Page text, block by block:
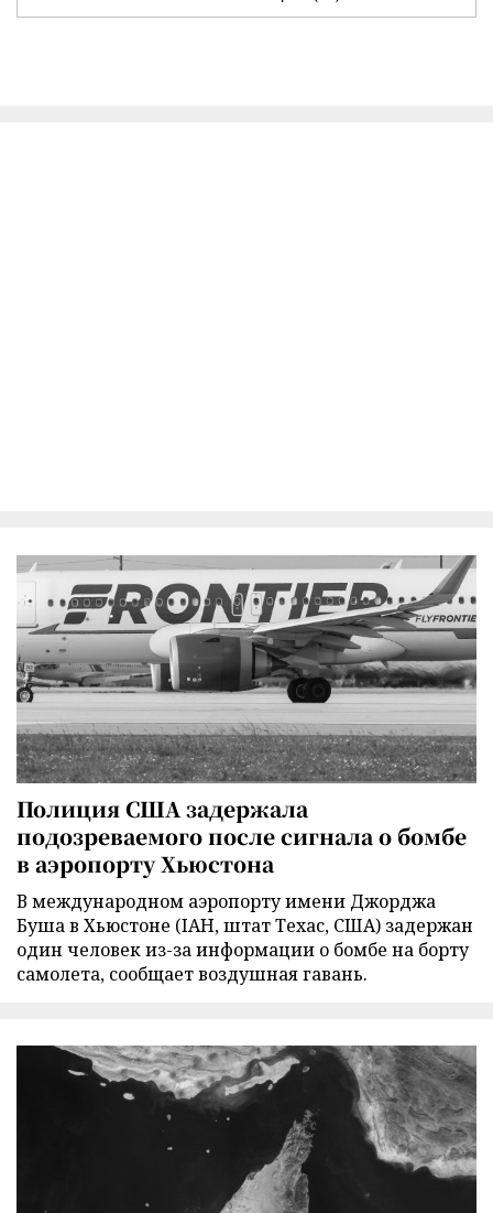
Полиция США задержала
подозреваемого после сигнала о бомбе
в аэропорту Хьюстона
В международном аэропорту имени Джорджа
Буша в Хьюстоне (IAH, штат Техас, США) задержан
один человек из-за информации о бомбе на борту
самолета, сообщает воздушная гавань.